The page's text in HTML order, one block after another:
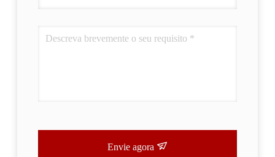
Envie agora